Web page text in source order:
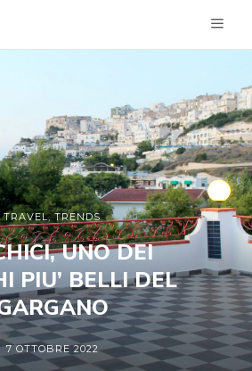
TRAVEL,TRENDS
UNO DEI
PIU’ BELLI DEL
7 OTTOBRE 2022